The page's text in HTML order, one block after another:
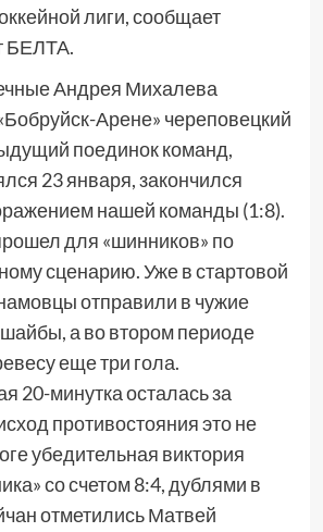
лиги, сообщает
БЕЛТА.
Андрея Михалева
Арене» череповецкий
поединок команд,
23 января, закончился
нашей команды (1:8).
для «шинников» по
сценарию. Уже в стартовой
отправили в чужие
а во втором периоде
еще три гола.
20-минутка осталась за
противостояния это не
убедительная виктория
со счетом 8:4, дублями в
отметились Матвей